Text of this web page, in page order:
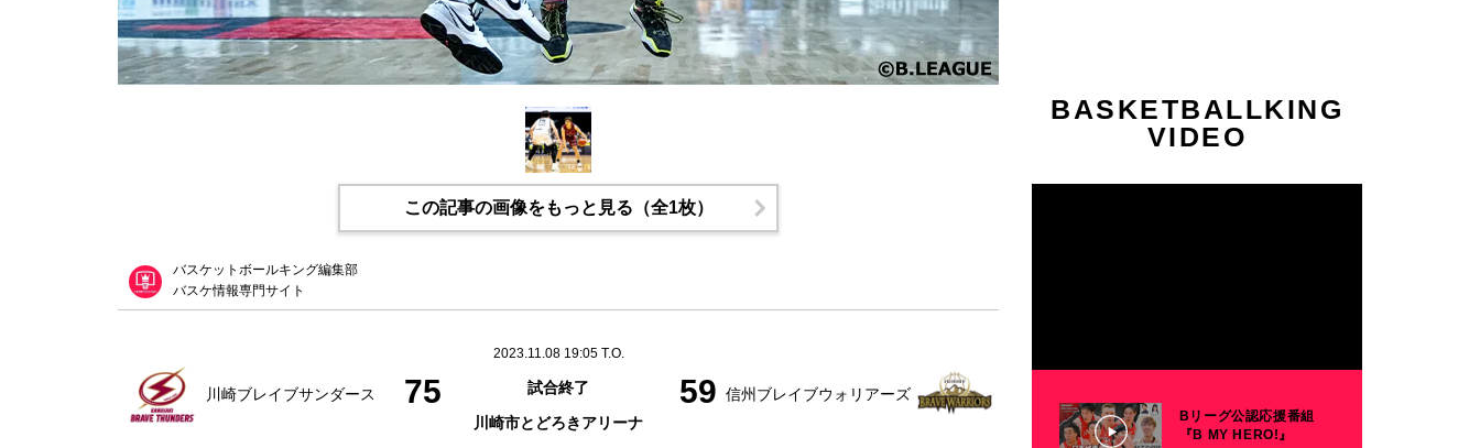
この記事の画像をもっと見る（全1枚）
バスケットボールキング編集部
バスケ情報専門サイト
川崎ブレイブサンダース 75
2023.11.08 19:05 T.O.
試合終了
川崎市とどろきアリーナ
59 信州ブレイブウォリアーズ
BASKETBALLKING
VIDEO
Bリーグ公認応援番組
『B MY HERO!』